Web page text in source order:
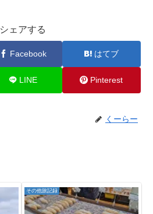
シェアする
Facebook はてブ
LINE Pinterest
くーらー
その他旅記録